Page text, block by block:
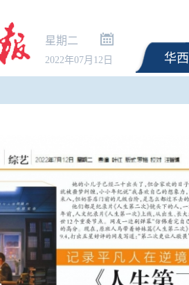
星期二
2022年07月12日 华
超30万亿元！今年前7月
物贸易进出口延续增长